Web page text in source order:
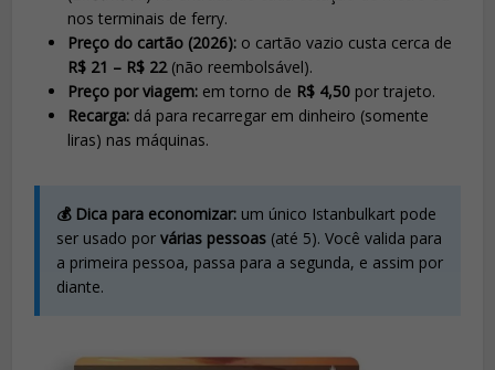
nos terminais de ferry.
Preço do cartão (2026): o cartão vazio custa cerca de
R$ 21 – R$ 22(não reembolsável).
Preço por viagem: em torno de R$ 4,50 por trajeto.
Recarga: dá para recarregar em dinheiro (somente
liras) nas máquinas.
💰 Dica para economizar: um único Istanbulkart pode
ser usado porvárias pessoas (até 5). Você valida para
a primeira pessoa, passa para a segunda, e assim por
diante.